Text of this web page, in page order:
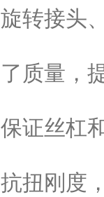
旋转接头
了质量，
保证丝杠
抗扭刚度